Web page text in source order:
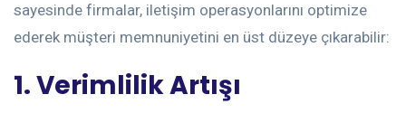
sayesinde firmalar, iletişim operasyonlarını optimize
ederek müşteri memnuniyetini en üst düzeye çıkarabilir:
1. Verimlilik Artışı